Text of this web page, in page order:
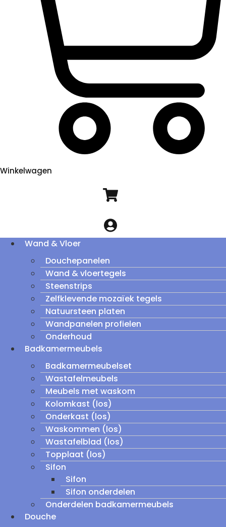
Winkelwagen
Wand & Vloer
Douchepanelen
Wand & vloertegels
Steenstrips
Zelfklevende mozaïek tegels
Natuursteen platen
Wandpanelen profielen
Onderhoud
Badkamermeubels
Badkamermeubelset
Wastafelmeubels
Meubels met waskom
Kolomkast (los)
Onderkast (los)
Waskommen (los)
Wastafelblad (los)
Topplaat (los)
Sifon
Sifon
Sifon onderdelen
Onderdelen badkamermeubels
Douche